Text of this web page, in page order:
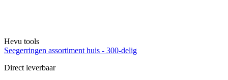
Hevu tools
Seegerringen assortiment huis - 300-delig
Direct leverbaar